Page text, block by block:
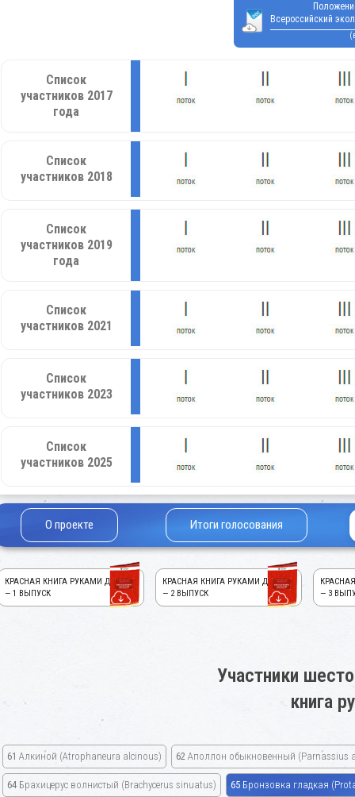
Всероссийский
Список
участников 2017
года
Список
участников 2018
Список
участников 2019
года
Список
участников 2021
Список
участников 2023
Список
участников 2025
О проекте Итоги голосования
КРАСНАЯ КНИГА РУКАМИ ДЕТЕЙ!
— 1 ВЫПУСК
КРАСНАЯ КНИГА РУКАМИ ДЕТЕЙ!
— 2 ВЫПУСК
— 3
Участники
книга
61 Алкиной (Atrophaneura alcinous) 62 Аполлон обыкновенный (Parnassius
64 Брахицерус волнистый (Brachycerus sinuatus) 65 Бронзовка гладкая